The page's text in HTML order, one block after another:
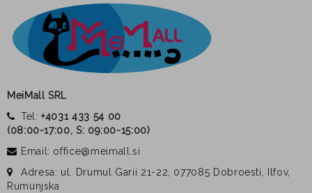
MeiMall SRL
Tel:+4031 433 54 00
(08:00-17:00, S: 09:00-15:00)
Email: office@meimall.si
Adresa: ul. Drumul Garii 21-22, 077085 Dobroesti, Ilfov,
Rumunjska